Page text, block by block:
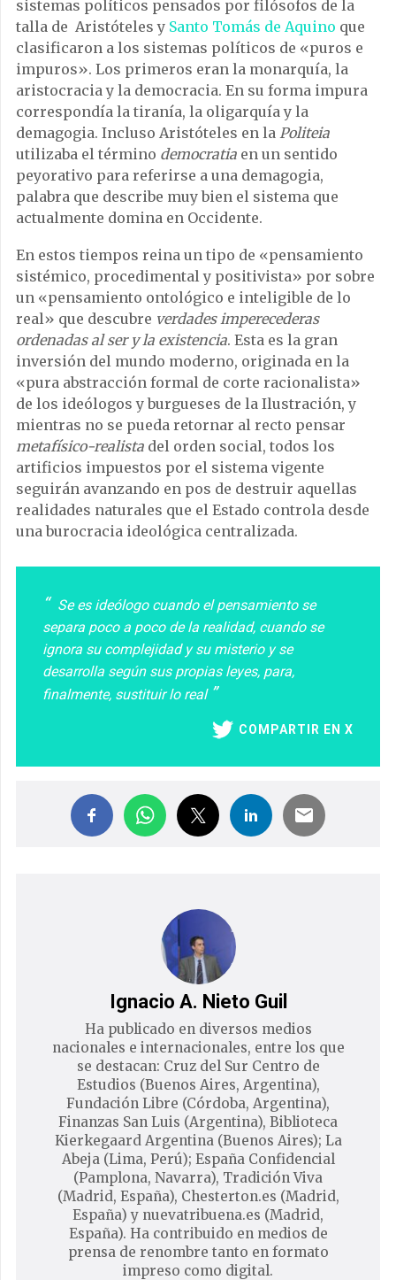
sistemas políticos pensados por filósofos de la
talla de Aristóteles y Santo Tomás de Aquino que
clasificaron a los sistemas políticos de «puros e
impuros». Los primeros eran la monarquía, la
aristocracia y la democracia. En su forma impura
correspondía la tiranía, la oligarquía y la
demagogia. Incluso Aristóteles en la Politeia
utilizaba el término democratia en un sentido
peyorativo para referirse a una demagogia,
palabra que describe muy bien el sistema que
actualmente domina en Occidente.
En estos tiempos reina un tipo de «pensamiento
sistémico, procedimental y positivista» por sobre
un «pensamiento ontológico e inteligible de lo
real» que descubre verdades imperecederas
ordenadas al ser y la existencia. Esta es la gran
inversión del mundo moderno, originada en la
«pura abstracción formal de corte racionalista»
de los ideólogos y burgueses de la Ilustración, y
mientras no se pueda retornar al recto pensar
metafísico-realista del orden social, todos los
artificios impuestos por el sistema vigente
seguirán avanzando en pos de destruir aquellas
realidades naturales que el Estado controla desde
una burocracia ideológica centralizada.
Se es ideólogo cuando el pensamiento se
separa poco a poco de la realidad, cuando se
ignora su complejidad y su misterio y se
desarrolla según sus propias leyes, para,
finalmente, sustituir lo real
COMPARTIR EN X
Ignacio A. Nieto Guil
Ha publicado en diversos medios
nacionales e internacionales, entre los que
se destacan: Cruz del Sur Centro de
Estudios (Buenos Aires, Argentina),
Fundación Libre (Córdoba, Argentina),
Finanzas San Luis (Argentina), Biblioteca
Kierkegaard Argentina (Buenos Aires); La
Abeja (Lima, Perú); España Confidencial
(Pamplona, Navarra), Tradición Viva
(Madrid, España), Chesterton.es (Madrid,
España) y nuevatribuena.es (Madrid,
España). Ha contribuido en medios de
prensa de renombre tanto en formato
impreso como digital.